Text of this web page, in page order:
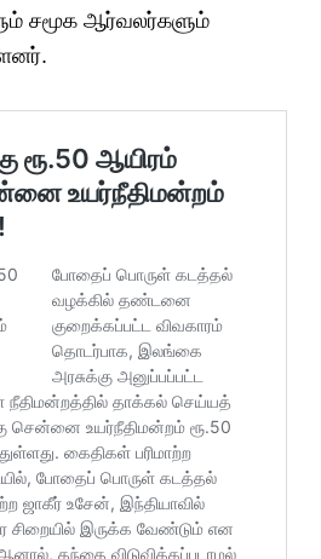
சமூக ஆர்வலர்களும்